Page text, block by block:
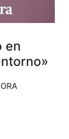
en